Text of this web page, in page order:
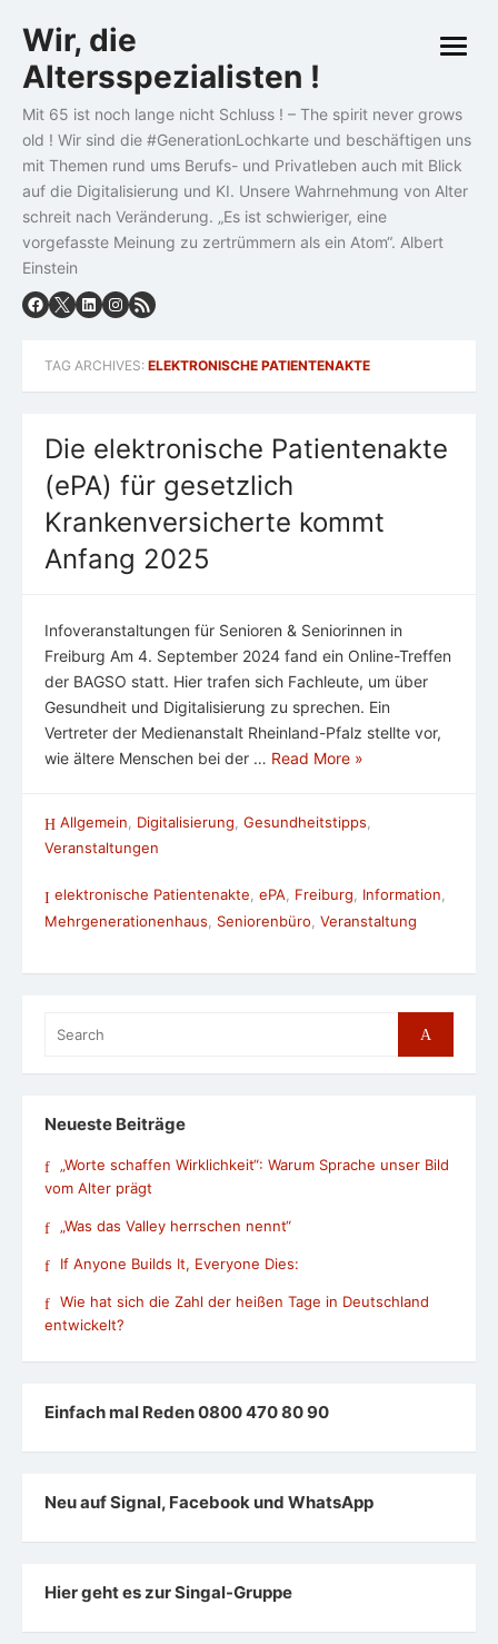
to
content
Wir, die
Altersspezialisten !
Mit 65 ist noch lange nicht Schluss ! – The spirit never grows
old ! Wir sind die #GenerationLochkarte und beschäftigen uns
mit Themen rund ums Berufs- und Privatleben auch mit Blick
auf die Digitalisierung und KI. Unsere Wahrnehmung von Alter
schreit nach Veränderung. „Es ist schwieriger, eine
vorgefasste Meinung zu zertrümmern als ein Atom“. Albert
Einstein
open
TAG ARCHIVES: ELEKTRONISCHE PATIENTENAKTE
Die elektronische Patientenakte
(ePA) für gesetzlich
Krankenversicherte kommt
Anfang 2025
Infoveranstaltungen für Senioren & Seniorinnen in
Freiburg Am 4. September 2024 fand ein Online-Treffen
der BAGSO statt. Hier trafen sich Fachleute, um über
Gesundheit und Digitalisierung zu sprechen. Ein
Vertreter der Medienanstalt Rheinland-Pfalz stellte vor,
wie ältere Menschen bei der … Read More »
Allgemein Digitalisierung Gesundheitstipps
Veranstaltungen
elektronische Patientenakte, ePA, Freiburg, Information,
Mehrgenerationenhaus
Seniorenbüro Veranstaltung
for:
Search
Neueste Beiträge
„Worte schaffen Wirklichkeit“: Warum Sprache unser Bild
vom Alter prägt
„Was das Valley herrschen nennt“
If Anyone Builds It, Everyone Dies:
Wie hat sich die Zahl der heißen Tage in Deutschland
entwickelt?
Einfach mal Reden 0800 470 80 90
Neu auf Signal, Facebook und WhatsApp
Hier geht es zur Singal-Gruppe